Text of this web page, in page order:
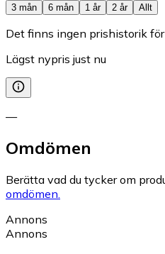
3 mån
6 mån 1 år 2 år Allt
Det finns ingen prishistorik
Lägst nypris just nu
—
Omdömen
Berätta vad du tycker om
omdömen.
Annons
Annons